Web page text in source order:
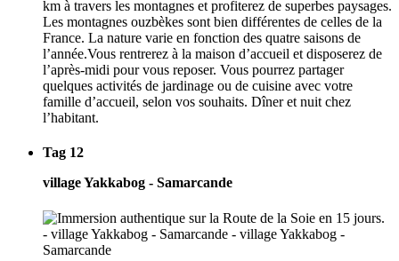
km à travers les montagnes et profiterez de superbes paysages.
Les montagnes ouzbèkes sont bien différentes de celles de la
France. La nature varie en fonction des quatre saisons de
l’année.Vous rentrerez à la maison d’accueil et disposerez de
l’après-midi pour vous reposer. Vous pourrez partager
quelques activités de jardinage ou de cuisine avec votre
famille d’accueil, selon vos souhaits. Dîner et nuit chez
l’habitant.
Tag 12
village Yakkabog - Samarcande